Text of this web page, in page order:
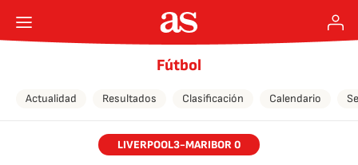
Fútbol
Actualidad Resultados Clasificación Calendario
LIVERPOOL3-MARIBOR 0